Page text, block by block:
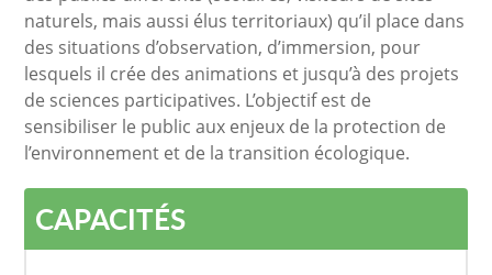
naturels, mais aussi élus territoriaux) qu’il place dans
des situations d’observation, d’immersion, pour
lesquels il crée des animations et jusqu’à des projets
de sciences participatives. L’objectif est de
sensibiliser le public aux enjeux de la protection de
l’environnement et de la transition écologique.
CAPACITÉS